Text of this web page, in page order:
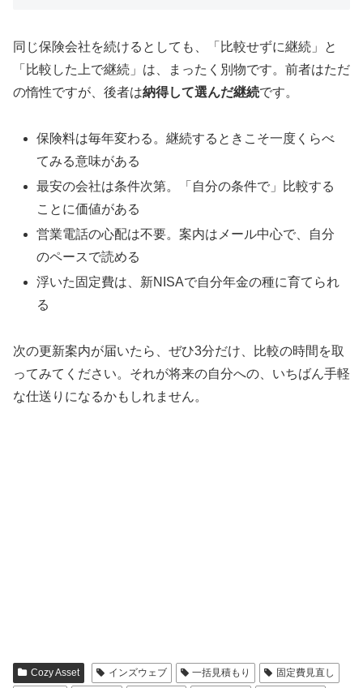
同じ保険会社を続けるとしても、「比較せずに継続」と
「比較した上で継続」は、まったく別物です。前者はただ
の惰性ですが、後者は納得して選んだ継続です。
保険料は毎年変わる。継続するときこそ一度くらべ
てみる意味がある
最安の会社は条件次第。「自分の条件で」比較する
ことに価値がある
営業電話の心配は不要。案内はメール中心で、自分
のペースで読める
浮いた固定費は、新NISAで自分年金の種に育てられ
る
次の更新案内が届いたら、ぜひ3分だけ、比較の時間を取
ってみてください。それが将来の自分への、いちばん手軽
な仕送りになるかもしれません。
Cozy Asset インズウェブ 一括見積もり
固定費見直し